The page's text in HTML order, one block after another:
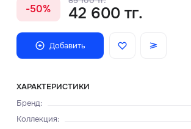
-50% 42 600 тг.
Добавить
ХАРАКТЕРИСТИКИ
Бренд:
Коллекция:
Доставка и оплата
Блог